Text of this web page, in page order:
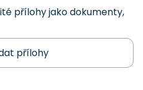
přílohy jako dokumenty,
přílohy